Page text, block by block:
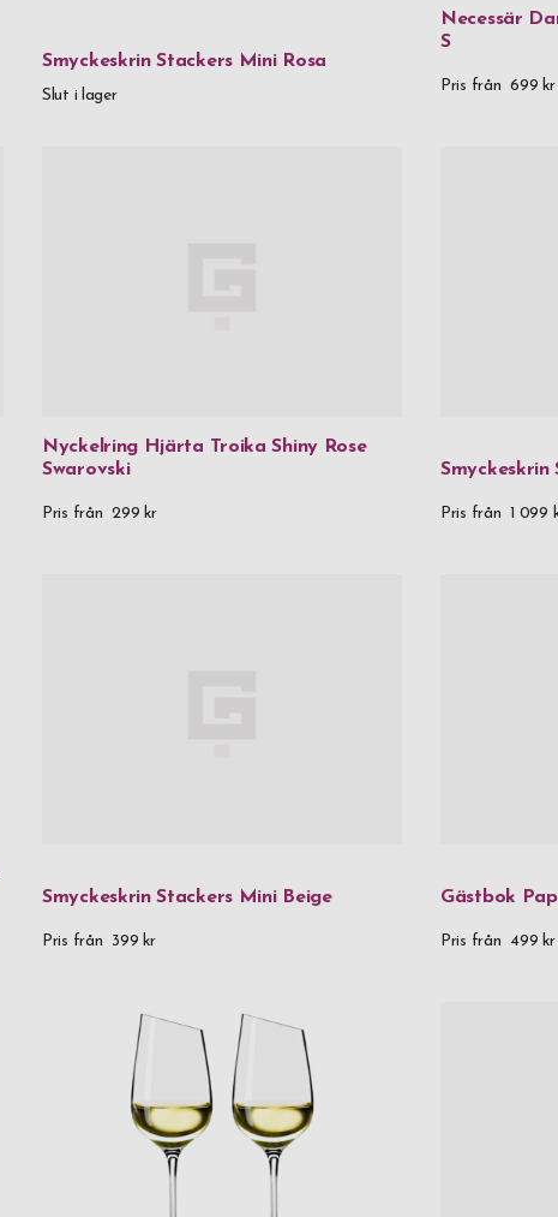
Smyckeskrin Stackers Mini Rosa
Slut i lager
Necessär
S
Pris från 699 kr
Nyckelring Hjärta Troika Shiny Rose
Swarovski
Pris från 299 kr
Smyckeskrin
Pris från 1 099
Smyckeskrin Stackers Mini Beige
Pris från 399 kr
Gästbok
Pris från 499 kr